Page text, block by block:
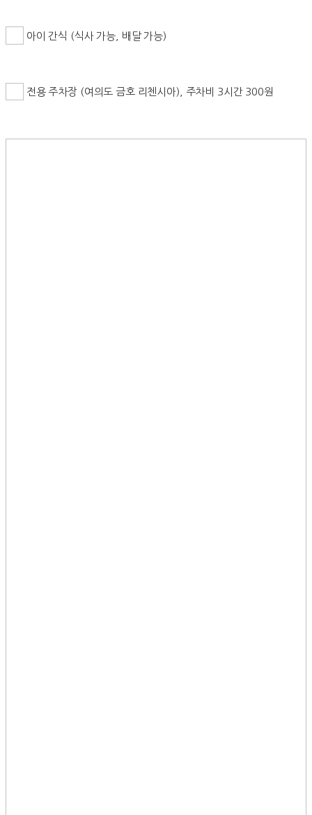
아이 간식 (식사 가능, 배달 가능)
전용 주차장 (여의도 금호 리첸시아), 주차비 3시간 300원